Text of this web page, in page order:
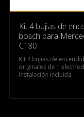
Kit 4 bujias de
bosch para
C180
Kit 4 bujias de
originales de 1
instalación incluida